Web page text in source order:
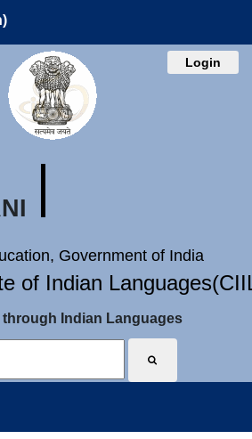
Login
Government of India
of Indian
through Indian Languages